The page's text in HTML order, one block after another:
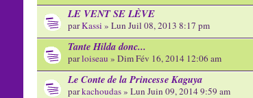
LE VENT SE LÈVE
parKassi » Lun Juil 08, 2013 8:17 pm
Tante Hilda donc...
parloiseau » Dim Fév 16, 2014 12:06 am
Le Conte de la Princesse Kaguya
parkachoudas» Lun Juin 09, 2014 9:59 am